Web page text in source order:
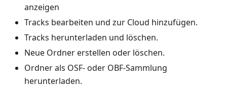
anzeigen
Tracks bearbeiten und zur Cloud hinzufügen.
Tracks herunterladen und löschen.
Neue Ordner erstellen oder löschen.
Ordner als OSF- oder OBF-Sammlung
herunterladen.